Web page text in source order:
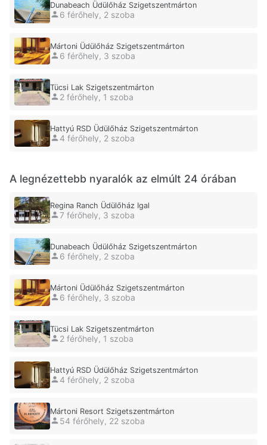
Dunabeach Üdülőház Szigetszentmárton
6 férőhely, 2 szoba
Mártoni Üdülőház Szigetszentmárton
6 férőhely, 3 szoba
Tücsi Lak Szigetszentmárton
2 férőhely, 1 szoba
Hattyú RSD Üdülőház Szigetszentmárton
4 férőhely, 2 szoba
A legnézettebb nyaralók az elmúlt 24 órában
Regina Ranch Üdülőház Igal
7 férőhely, 3 szoba
Dunabeach Üdülőház Szigetszentmárton
6 férőhely, 2 szoba
Mártoni Üdülőház Szigetszentmárton
6 férőhely, 3 szoba
Tücsi Lak Szigetszentmárton
2 férőhely, 1 szoba
Hattyú RSD Üdülőház Szigetszentmárton
4 férőhely, 2 szoba
Mártoni Resort Szigetszentmárton
54 férőhely, 22 szoba